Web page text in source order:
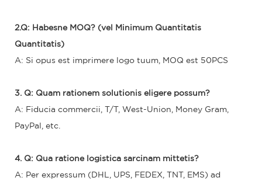
2.Q: Habesne MOQ? (vel Minimum Quantitatis
Quantitatis)
A: Si opus est imprimere logo tuum, MOQ est 50PCS
3. Q: Quam rationem solutionis eligere possum?
A: Fiducia commercii, T/T, West-Union, Money Gram,
PayPal, etc.
4. Q: Qua ratione logistica sarcinam mittetis?
A: Per expressum (DHL, UPS, FEDEX, TNT, EMS) ad